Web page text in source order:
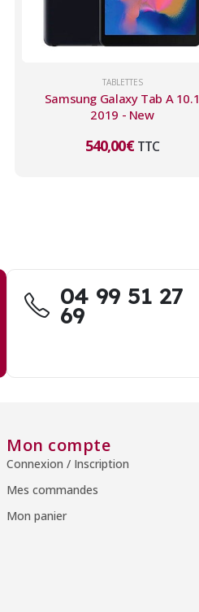
TABLETTES
Samsung Galaxy Tab A 10.1
2019 - New
540,00€ TTC
04 99 51 27
69
Mon compte
Connexion / Inscription
Mes commandes
Mon panier